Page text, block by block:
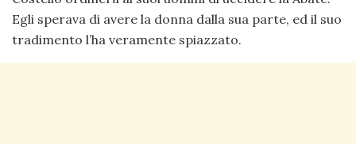
Egli sperava di avere la donna dalla sua parte, ed il suo
tradimento l’ha veramente spiazzato.